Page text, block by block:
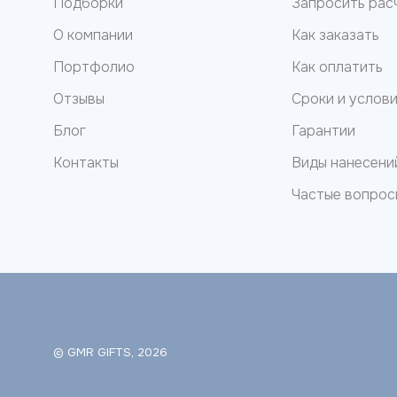
О компании
Портфолио
Отзывы
Блог
Контакты
Как заказать
Как оплатить
Сроки и
Гарантии
Виды
Частые
© GMR GIFTS, 2026